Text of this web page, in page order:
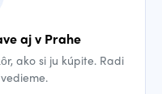
aj v Prahe
ako si ju kúpite. Radi